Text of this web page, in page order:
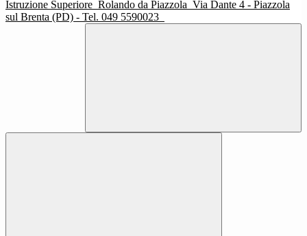
Istruzione Superiore Rolando da Piazzola Via Dante 4 - Piazzola
sul Brenta (PD) - Tel. 049 5590023